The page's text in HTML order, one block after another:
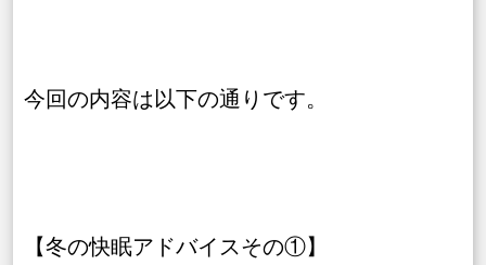
今回の内容は以下の通りです。
【冬の快眠アドバイスその①】